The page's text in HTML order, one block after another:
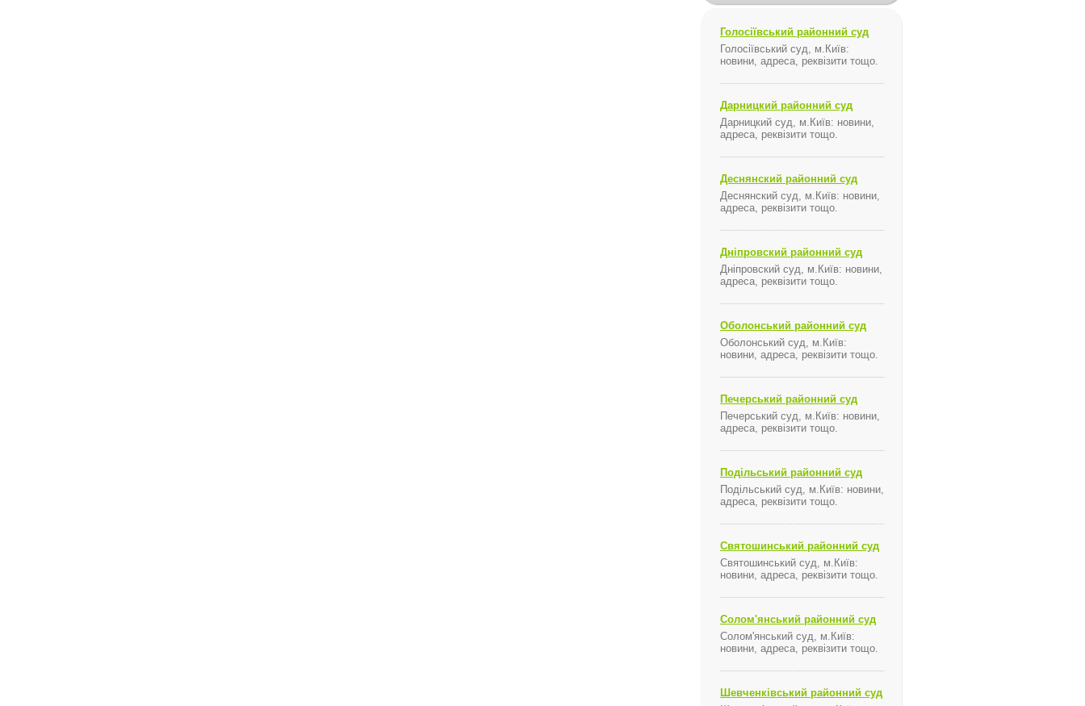
Голосіївський районний суд
Голосіївський суд, м.Київ:
новини, адреса, реквізити тощо.
Дарницкий районний суд
Дарницкий суд, м.Київ: новини,
адреса, реквізити тощо.
Деснянский районний суд
Деснянский суд, м.Київ: новини,
адреса, реквізити тощо.
Дніпровский районний суд
Дніпровский суд, м.Київ: новини,
адреса, реквізити тощо.
Оболонський районний суд
Оболонський суд, м.Київ:
новини, адреса, реквізити тощо.
Печерський районний суд
Печерський суд, м.Київ: новини,
адреса, реквізити тощо.
Подільський районний суд
Подільський суд, м.Київ: новини,
адреса, реквізити тощо.
Святошинський районний суд
Святошинський суд, м.Київ:
новини, адреса, реквізити тощо.
Солом'янський районний суд
Солом'янський суд, м.Київ:
новини, адреса, реквізити тощо.
Шевченківський районний суд